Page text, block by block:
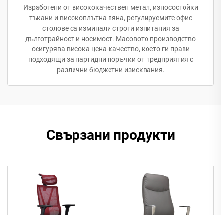
Изработени от висококачествен метал, износостойки
тъкани и високоплътна пяна, регулируемите офис
столове са изминали строги изпитания за
дълготрайност и носимост. Масовото производство
осигурява висока цена-качество, което ги прави
подходящи за партидни поръчки от предприятия с
различни бюджетни изисквания.
Свързани продукти